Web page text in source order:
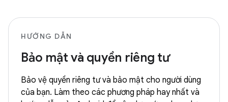
HƯỚNG DẪN
Bảo mật và quyền riêng tư
Bảo vệ quyền riêng tư và bảo mật cho người dùng
của bạn. Làm theo các phương pháp hay nhất và